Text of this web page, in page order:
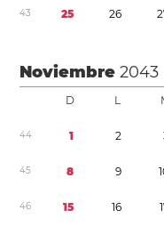
43 25 26 2
Noviembre2043
D L
44 1 2
45 8 9 1
46 15 16 1